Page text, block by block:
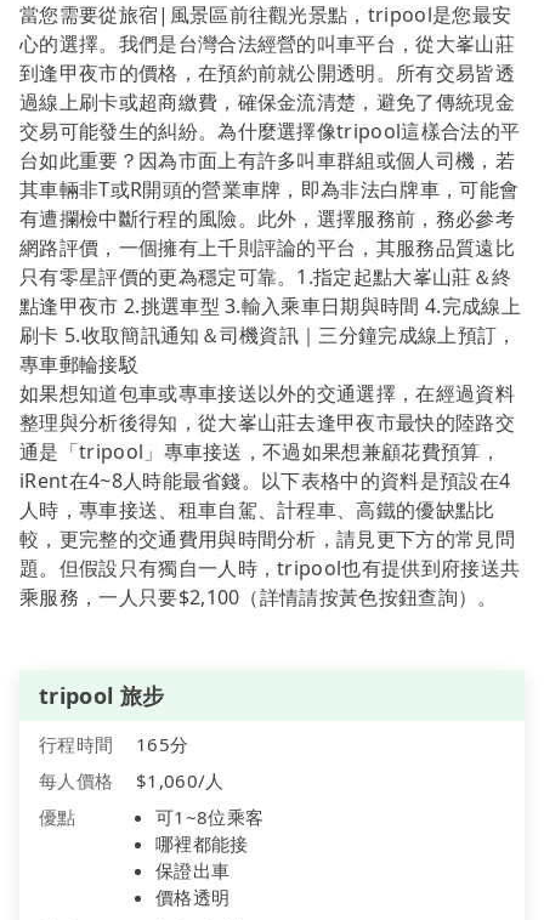
當您需要從旅宿|風景區前往觀光景點，tripool是您最安
心的選擇。我們是台灣合法經營的叫車平台，從大峯山莊
到逢甲夜市的價格，在預約前就公開透明。所有交易皆透
過線上刷卡或超商繳費，確保金流清楚，避免了傳統現金
交易可能發生的糾紛。為什麼選擇像tripool這樣合法的平
台如此重要？因為市面上有許多叫車群組或個人司機，若
其車輛非T或R開頭的營業車牌，即為非法白牌車，可能會
有遭攔檢中斷行程的風險。此外，選擇服務前，務必參考
網路評價，一個擁有上千則評論的平台，其服務品質遠比
只有零星評價的更為穩定可靠。1.指定起點大峯山莊＆終
點逢甲夜市 2.挑選車型 3.輸入乘車日期與時間 4.完成線上
刷卡 5.收取簡訊通知＆司機資訊｜三分鐘完成線上預訂，
專車郵輪接駁
如果想知道包車或專車接送以外的交通選擇，在經過資料
整理與分析後得知，從大峯山莊去逢甲夜市最快的陸路交
通是「tripool」專車接送，不過如果想兼顧花費預算，
iRent在4~8人時能最省錢。以下表格中的資料是預設在4
人時，專車接送、租車自駕、計程車、高鐵的優缺點比
較，更完整的交通費用與時間分析，請見更下方的常見問
題。但假設只有獨自一人時，tripool也有提供到府接送共
乘服務，一人只要$2,100（詳情請按黃色按鈕查詢）。
tripool 旅步
行程時間
165分
每人價格
$1,060/人
優點
可1~8位乘客
哪裡都能接
保證出車
價格透明